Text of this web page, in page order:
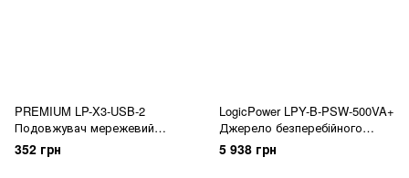
PREMIUM LP-X3-USB-2
Подовжувач мережевий
(фільтр)
352 грн
LogicPower LPY-B-PSW-500VA+
Джерело безперебійного
живлення
5 938 грн